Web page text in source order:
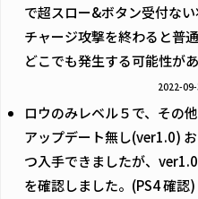
で超スロー&ボタン受付ない
チャージ攻撃を終わると普
どこでも発生する可能性が
2022-
ロウのみレベル５で、その
アップデート無し(ver1.0)
つ入手できましたが、
を確認しました。(PS4 確認)